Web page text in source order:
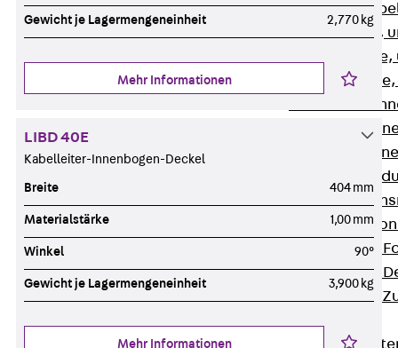
Zurück
R Kabelrinne,
RS
RG
RGM
RGS
RGL
RI
RIS
Kabelrinnen-
Kabelrinnen-
Kabelrinnen-
Zurück
Gewicht je Lagermengeneinheit 2,770 kg
Mehr Informationen
LIBD 40E
Kabelleiter-Innenbogen-Deckel
Breite 404 mm
Materialstärke 1,00 mm
Winkel 90°
Gewicht je Lagermengeneinheit 3,900 kg
Mehr Informationen